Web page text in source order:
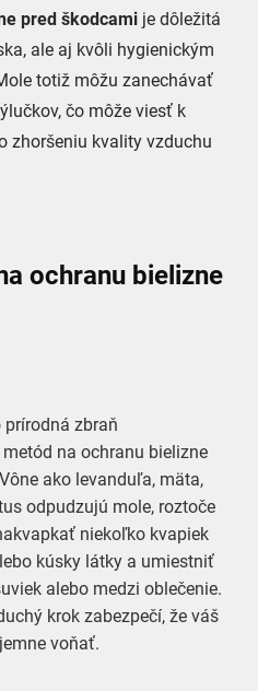
pred škodcami je dôležitá
ale aj kvôli hygienickým
totiž môžu zanechávať
čo môže viesť k
zhoršeniu kvality vzduchu
ochranu bielizne
prírodná zbraň
na ochranu bielizne
ako levanduľa, mäta,
odpudzujú mole, roztoče
niekoľko kvapiek
kúsky látky a umiestniť
alebo medzi oblečenie.
krok zabezpečí, že váš
voňať.